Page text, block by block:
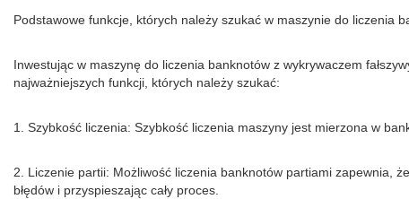
Podstawowe funkcje, których należy szukać w maszynie do liczenia
Inwestując w maszynę do liczenia banknotów z wykrywaczem
najważniejszych funkcji, których należy szukać:
1. Szybkość liczenia: Szybkość liczenia maszyny jest mierzona w
2. Liczenie partii: Możliwość liczenia banknotów partiami zapewnia,
błędów i przyspieszając cały proces.